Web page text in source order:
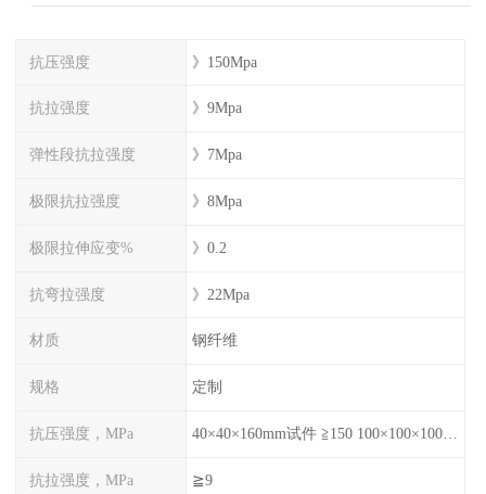
抗压强度 》150Mpa
抗拉强度 》9Mpa
弹性段抗拉强度 》7Mpa
极限抗拉强度 》8Mpa
极限拉伸应变% 》0.2
抗弯拉强度 》22Mpa
材质 钢纤维
规格 定制
抗压强度，MPa 40×40×160mm试件 ≧150 100×100×100mm试件≧120
抗拉强度，MPa ≧9